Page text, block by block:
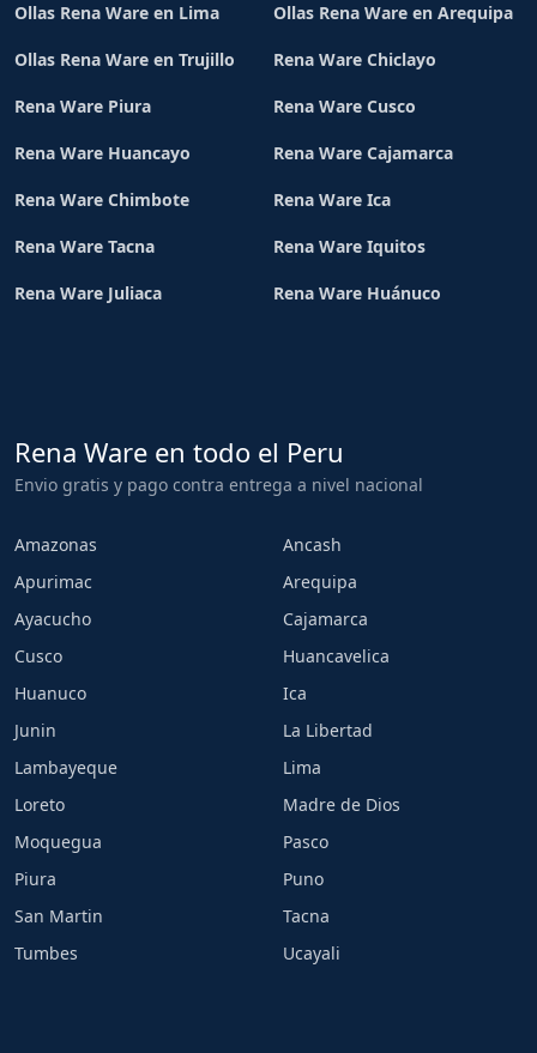
Ollas Rena Ware en Lima Ollas Rena Ware en Arequipa
Ollas Rena Ware en Trujillo Rena Ware Chiclayo
Rena Ware Piura Rena Ware Cusco
Rena Ware Huancayo Rena Ware Cajamarca
Rena Ware Chimbote Rena Ware Ica
Rena Ware Tacna Rena Ware Iquitos
Rena Ware Juliaca Rena Ware Huánuco
Rena Ware en todo el Peru
Envio gratis y pago contra entrega a nivel nacional
Amazonas
Ancash
Apurimac
Arequipa
Ayacucho
Cajamarca
Cusco
Huancavelica
Huanuco
Ica
Junin
La Libertad
Lambayeque
Lima
Loreto
Madre de Dios
Moquegua
Pasco
Piura
Puno
San Martin
Tacna
Tumbes
Ucayali